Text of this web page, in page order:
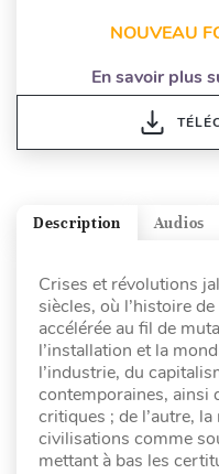
NOUVEAU
En savoir plus
Audios
Description
Crises et révolutions
siècles, où l’histoire
accélérée au fil de
l’installation et la
l’industrie, du
contemporaines, ainsi
critiques ; de l’autre,
civilisations comme
mettant à bas les